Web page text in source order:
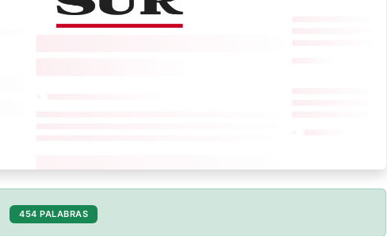
454 PALABRAS